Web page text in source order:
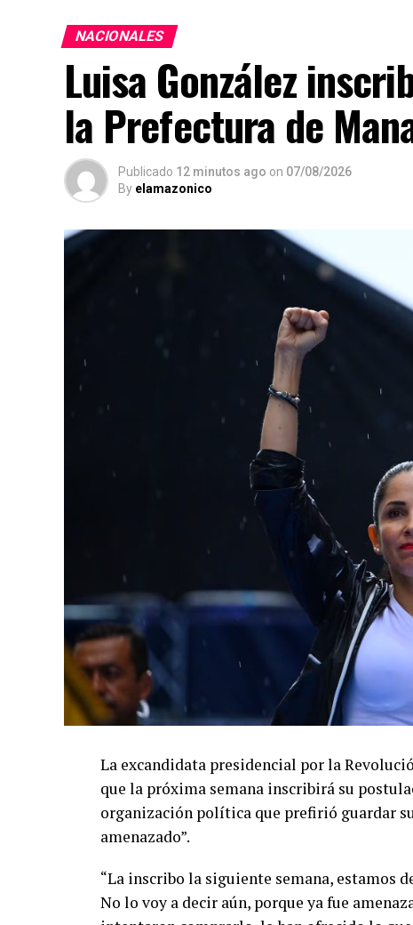
NACIONALES
Luisa González
la Prefectura de
Publicado 12 minutos ago on 07/08/2026
By elamazonico
La excandidata presidencial por la
que la próxima semana inscribirá su
organización política que prefirió guardar
amenazado”.
“La inscribo la siguiente semana, estamos
No lo voy a decir aún, porque ya fue